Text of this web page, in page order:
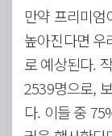
만약 프리미
높아진다면 우
로 예상된다.
2539명으로,
다. 이들 중